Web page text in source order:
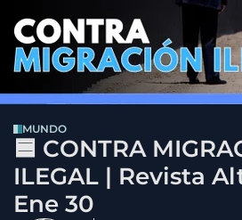
MUNDO
🟦 CONTRA
ILEGAL | Revista
Ene 30